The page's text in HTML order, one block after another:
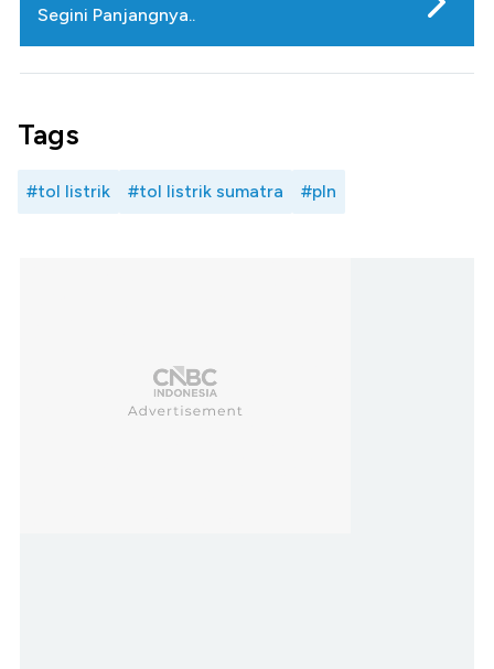
Segini Panjangnya..
Tags
#tol listrik #tol listrik sumatra #pln